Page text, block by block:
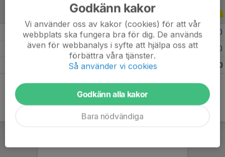
ALLA ÅR
2026 4 0 0 0
8 0 0
0
Godkänn kakor
Vi använder oss av kakor (cookies) för att vår
webbplats ska fungera bra för dig. De används
även för webbanalys i syfte att hjälpa oss att
förbättra våra tjänster.
Så använder vi cookies
Godkänn alla kakor
Bara nödvändiga